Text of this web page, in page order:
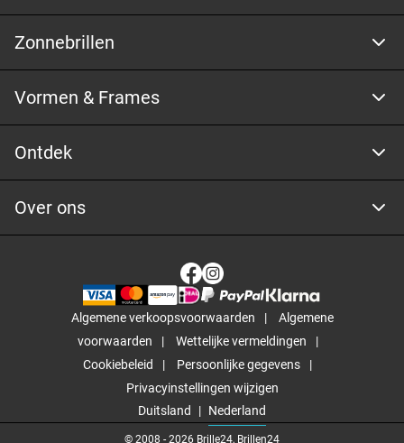
Zonnebrillen
Vormen & Frames
Ontdek
Over ons
Algemene verkoopsvoorwaarden
Algemene
voorwaarden
Wettelijke vermeldingen
Cookiebeleid
Persoonlijke gegevens
Privacyinstellingen wijzigen
Duitsland
Nederland
© 2008 - 2026 Brille24, Brillen24